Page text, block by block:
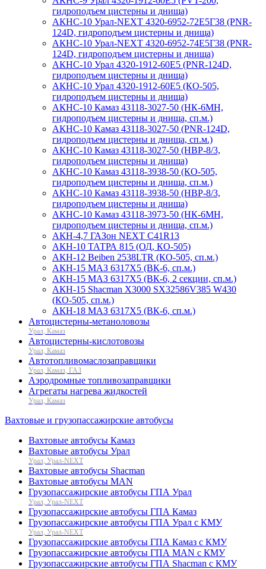
гидроподъем цистерны и днища)
АКНС-10 Урал-NEXT 4320-6952-72Е5Г38 (PNR-
124D, гидроподъем цистерны и днища)
АКНС-10 Урал-NEXT 4320-6952-74Е5Г38 (PNR-
124D, гидроподъем цистерны и днища)
АКНС-10 Урал 4320-1912-60Е5 (PNR-124D,
гидроподъем цистерны и днища)
АКНС-10 Урал 4320-1912-60Е5 (КО-505,
гидроподъем цистерны и днища)
АКНС-10 Камаз 43118-3027-50 (НК-6МН,
гидроподъем цистерны и днища, сп.м.)
АКНС-10 Камаз 43118-3027-50 (PNR-124D,
гидроподъем цистерны и днища, сп.м.)
АКНС-10 Камаз 43118-3027-50 (НВР-8/3,
гидроподъем цистерны и днища)
АКНС-10 Камаз 43118-3938-50 (КО-505,
гидроподъем цистерны и днища, сп.м.)
АКНС-10 Камаз 43118-3938-50 (НВР-8/3,
гидроподъем цистерны и днища)
АКНС-10 Камаз 43118-3973-50 (НК-6МН,
гидроподъем цистерны и днища, сп.м.)
АКН-4,7 ГАЗон NEXT C41R13
АКН-10 ТАТРА 815 (ОД, КО-505)
АКН-12 Beiben 2538LTR (КО-505, сп.м.)
АКН-15 МАЗ 6317Х5 (ВК-6, сп.м.)
АКН-15 МАЗ 6317Х5 (ВК-6, 2 секции, сп.м.)
АКН-15 Shacman X3000 SX32586V385 W430
(КО-505, сп.м.)
АКН-18 МАЗ 6317Х5 (ВК-6, сп.м.)
Автоцистерны-метаноловозы
Урал, Камаз
Автоцистерны-кислотовозы
Урал, Камаз
Автотопливомаслозаправщики
Урал, Камаз, ГАЗ
Аэродромные топливозаправщики
Агрегаты нагрева жидкостей
Урал, Камаз
Вахтовые и грузопассажирские автобусы
Вахтовые автобусы Камаз
Вахтовые автобусы Урал
Урал, Урал-NEXT
Вахтовые автобусы Shacman
Вахтовые автобусы MAN
Грузопассажирские автобусы ГПА Урал
Урал, Урал-NEXT
Грузопассажирские автобусы ГПА Камаз
Грузопассажирские автобусы ГПА Урал с КМУ
Урал, Урал-NEXT
Грузопассажирские автобусы ГПА Камаз с КМУ
Грузопассажирские автобусы ГПА MAN с КМУ
Грузопассажирские автобусы ГПА Shacman с КМУ